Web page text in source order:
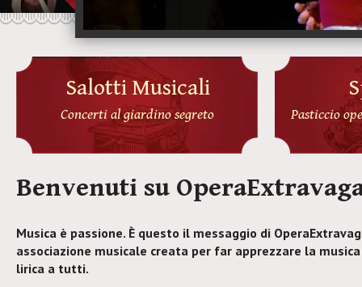
Salotti Musicali
Concerti al giardino segreto Pasticcio
Benvenuti su
Musica è passione. È questo il messaggio di
associazione musicale creata per far apprezzare la
lirica a tutti.